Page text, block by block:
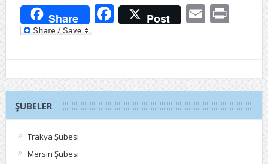
Share Facebook
Post Email
ŞUBELER
Trakya Şubesi
Mersin Şubesi